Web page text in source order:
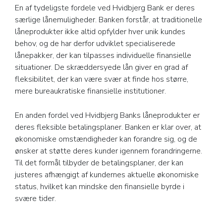
En af tydeligste fordele ved Hvidbjerg Bank er deres
særlige lånemuligheder. Banken forstår, at traditionelle
låneprodukter ikke altid opfylder hver unik kundes
behov, og de har derfor udviklet specialiserede
lånepakker, der kan tilpasses individuelle finansielle
situationer. De skræddersyede lån giver en grad af
fleksibilitet, der kan være svær at finde hos større,
mere bureaukratiske finansielle institutioner.
En anden fordel ved Hvidbjerg Banks låneprodukter er
deres fleksible betalingsplaner. Banken er klar over, at
økonomiske omstændigheder kan forandre sig, og de
ønsker at støtte deres kunder igennem forandringerne.
Til det formål tilbyder de betalingsplaner, der kan
justeres afhængigt af kundernes aktuelle økonomiske
status, hvilket kan mindske den finansielle byrde i
svære tider.